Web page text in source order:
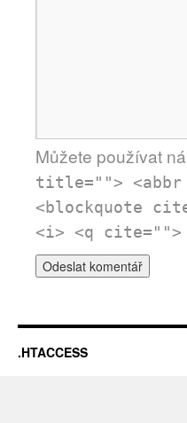
Můžete používat
title=""> <abbr
<blockquote
<i> <q cite="">
.HTACCESS